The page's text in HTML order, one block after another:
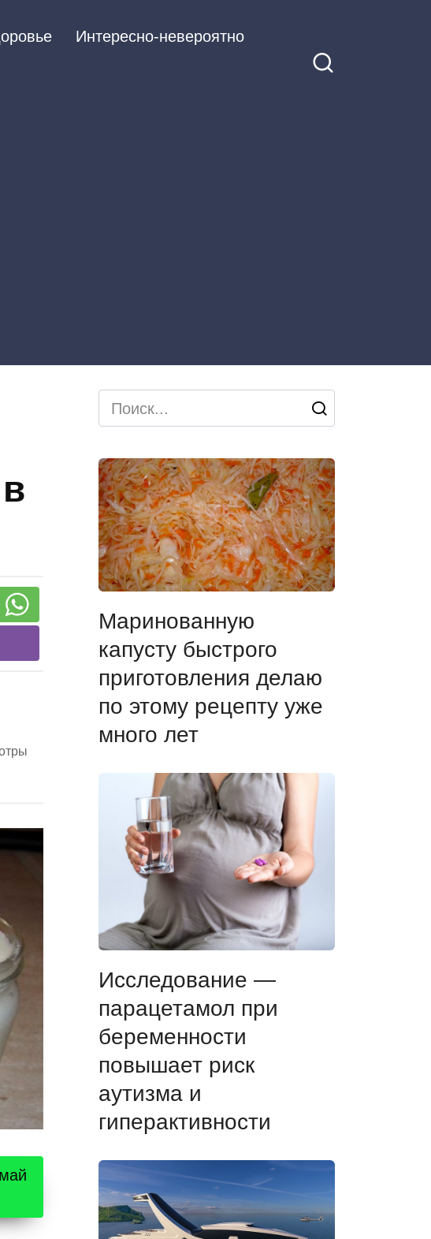
Интересно-невероятно
Search
for:
Маринованную
капусту быстрого
приготовления делаю
по этому рецепту уже
много лет
Исследование —
парацетамол при
беременности
повышает риск
аутизма и
гиперактивности